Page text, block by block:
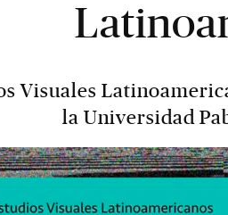
Visuales
la Universidad